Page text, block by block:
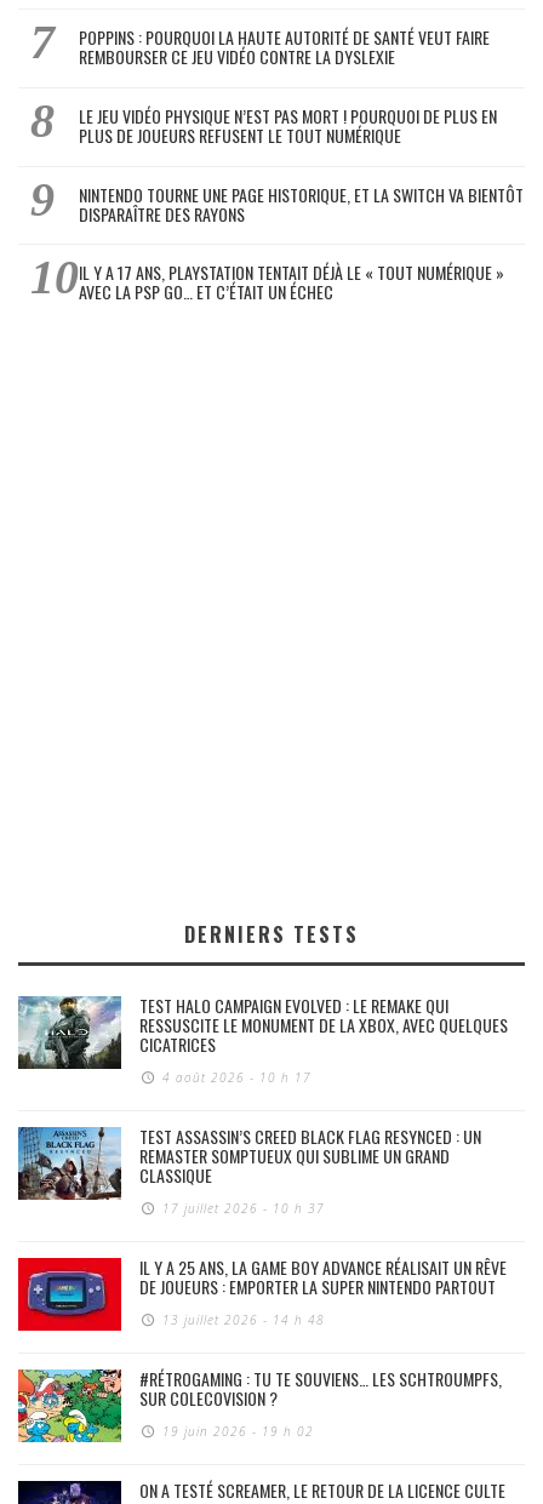
POPPINS : POURQUOI LA HAUTE AUTORITÉ DE SANTÉ VEUT FAIRE
REMBOURSER CE JEU VIDÉO CONTRE LA DYSLEXIE
LE JEU VIDÉO PHYSIQUE N’EST PAS MORT ! POURQUOI DE PLUS EN
PLUS DE JOUEURS REFUSENT LE TOUT NUMÉRIQUE
NINTENDO TOURNE UNE PAGE HISTORIQUE, ET LA SWITCH VA BIENTÔT
DISPARAÎTRE DES RAYONS
IL Y A 17 ANS, PLAYSTATION TENTAIT DÉJÀ LE « TOUT NUMÉRIQUE »
AVEC LA PSP GO… ET C’ÉTAIT UN ÉCHEC
DERNIERS TESTS
TEST HALO CAMPAIGN EVOLVED : LE REMAKE QUI
RESSUSCITE LE MONUMENT DE LA XBOX, AVEC QUELQUES
CICATRICES
4 août 2026 - 10 h 17
TEST ASSASSIN’S CREED BLACK FLAG RESYNCED : UN
REMASTER SOMPTUEUX QUI SUBLIME UN GRAND
CLASSIQUE
17 juillet 2026 - 10 h 37
IL Y A 25 ANS, LA GAME BOY ADVANCE RÉALISAIT UN RÊVE
DE JOUEURS : EMPORTER LA SUPER NINTENDO PARTOUT
13 juillet 2026 - 14 h 48
#RÉTROGAMING : TU TE SOUVIENS… LES SCHTROUMPFS,
SUR COLECOVISION ?
19 juin 2026 - 19 h 02
ON A TESTÉ SCREAMER, LE RETOUR DE LA LICENCE CULTE